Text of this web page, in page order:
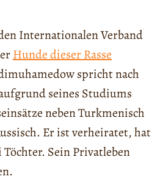
Internationalen Verband
Hunde dieser Rasse
spricht nach
seines Studiums
neben Turkmenisch
Er ist verheiratet, hat
Sein Privatleben